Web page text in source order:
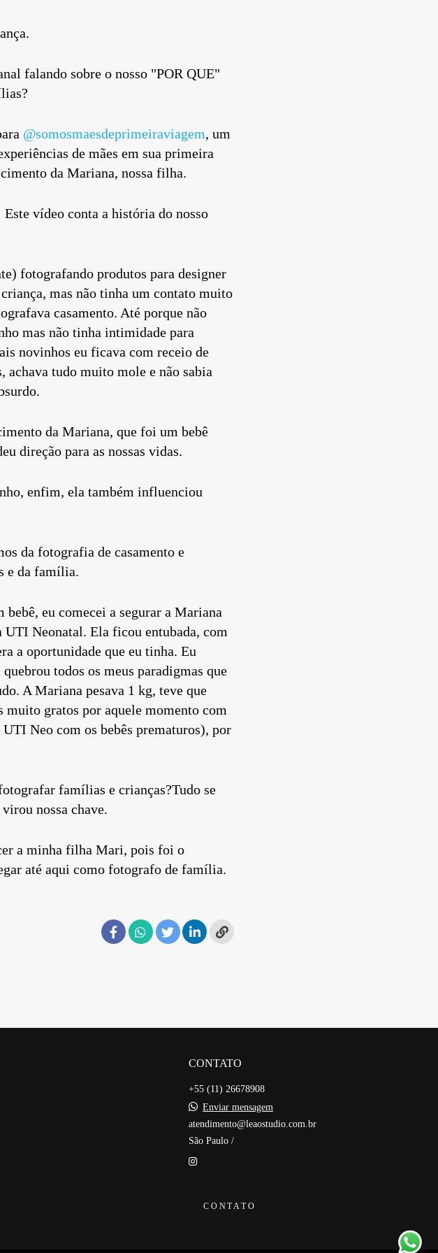
falando sobre o nosso "POR QUE"
@somosmaesdeprimeiraviagem, um
de mães em sua primeira
da Mariana, nossa filha.
vídeo conta a história do nosso
fotografando produtos para designer
mas não tinha um contato muito
casamento. Até porque não
mas não tinha intimidade para
novinhos eu ficava com receio de
achava tudo muito mole e não sabia
da Mariana, que foi um bebê
direção para as nossas vidas.
enfim, ela também influenciou
da fotografia de casamento e
e da família.
eu comecei a segurar a Mariana
Neonatal. Ela ficou entubada, com
a oportunidade que eu tinha. Eu
todos os meus paradigmas que
A Mariana pesava 1 kg, teve que
muito gratos por aquele momento com
Neo com os bebês prematuros), por
famílias e crianças?Tudo se
nossa chave.
a minha filha Mari, pois foi o
até aqui como fotografo de família.
CONTATO
+55 (11) 26678908
Enviar mensagem
atendimento@leaostudio.com.br
São Paulo /
CONTATO